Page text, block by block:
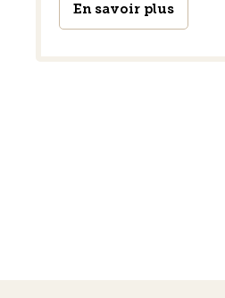
En savoir plus